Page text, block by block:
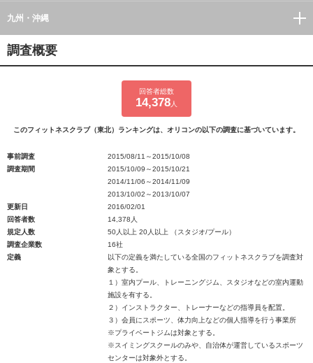
九州・沖縄
調査概要
回答者総数
14,378 人
このフィットネスクラブ（東北）ランキングは、オリコンの以下の調査に基づいています。
事前調査
2015/08/11～2015/10/08
調査期間
2015/10/09～2015/10/21
2014/11/06～2014/11/09
2013/10/02～2013/10/07
更新日
2016/02/01
回答者数
14,378人
規定人数
50人以上 20人以上 （スタジオ/プール）
調査企業数
16社
定義
以下の定義を満たしている全国のフィットネスクラブを調査対
象とする。
１）室内プール、トレーニングジム、スタジオなどの室内運動
施設を有する。
２）インストラクター、トレーナーなどの指導員を配置。
３）会員にスポーツ、体力向上などの個人指導を行う事業所
※プライベートジムは対象とする。
※スイミングスクールのみや、自治体が運営しているスポーツ
センターは対象外とする。